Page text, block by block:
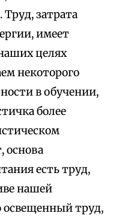
затрата
имеет
целях
некоторого
в обучении,
более
основа
есть труд,
нашей
освещенный труд,